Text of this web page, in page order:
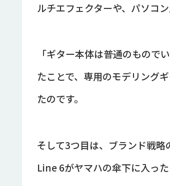
ルチエフェクターや、パソコ
「ギター本体は普通のもので
たことで、専用のモデリング
たのです。
そして3つ目は、ブランド戦略
Line 6がヤマハの傘下に入っ